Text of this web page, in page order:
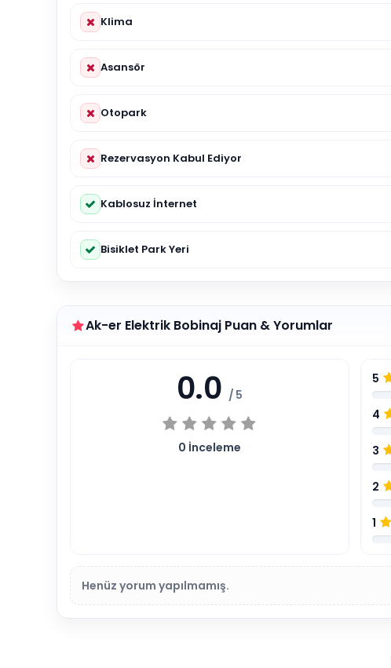
Klima
Asansör
Otopark
Rezervasyon Kabul Ediyor
Kablosuz İnternet
Bisiklet Park Yeri
Ak-er Elektrik Bobinaj Puan & Yorumlar
0.0 / 5
0 İnceleme
5
4
3
2
1
Henüz yorum yapılmamış.